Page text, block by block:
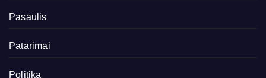
Pasaulis
Patarimai
Politika